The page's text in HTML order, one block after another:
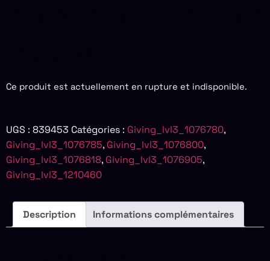
Ce produit est actuellement en rupture et indisponible.
UGS : 839453 Catégories : Giving_lvl3_1076780,
Giving_lvl3_1076785, Giving_lvl3_1076800,
Giving_lvl3_1076818, Giving_lvl3_1076905,
Giving_lvl3_1210460
Description Informations complémentaires